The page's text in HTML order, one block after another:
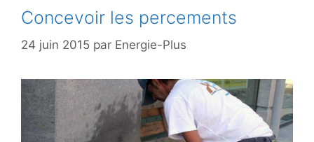
Concevoir les percements
24 juin 2015 par Energie-Plus